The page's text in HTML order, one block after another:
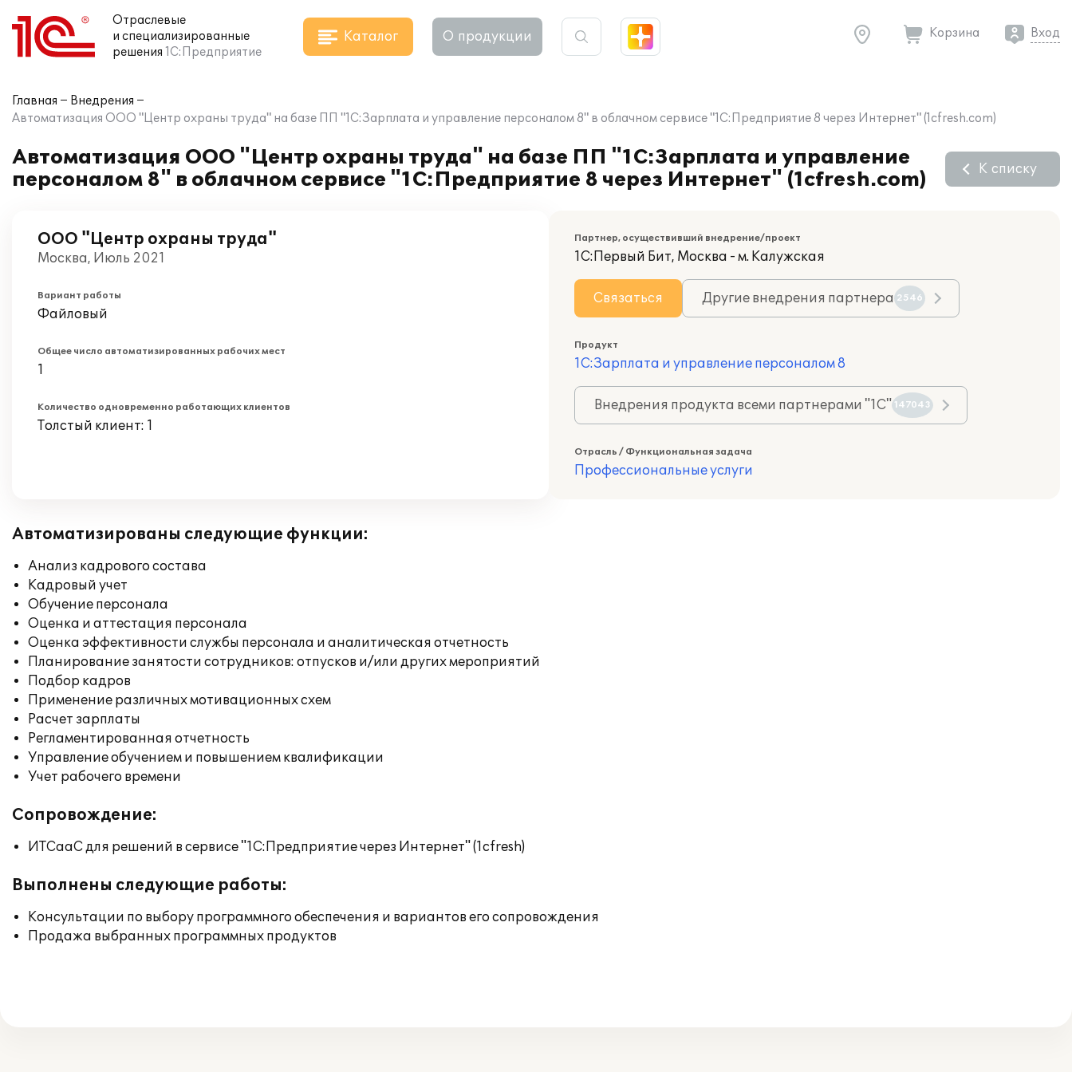
Отраслевые
и специализированные
решения 1С:Предприятие
Каталог О продукции Корзина Вход
Главная
Внедрения
Автоматизация ООО "Центр охраны труда" на базе ПП "1С:Зарплата и управление персоналом 8" в облачном сервисе "1С:Предприятие 8 через Интернет" (1cfresh.com)
Автоматизация ООО "Центр охраны труда" на базе ПП "1С:Зарплата и управление
персоналом 8" в облачном сервисе "1С:Предприятие 8 через Интернет" (1cfresh.com)
К списку
OOO "Центр охраны труда"
Москва, Июль 2021
Вариант работы
Файловый
Общее число автоматизированных рабочих мест
1
Количество одновременно работающих клиентов
Толстый клиент: 1
Партнер, осуществивший внедрение/проект
1С:Первый Бит, Москва - м. Калужская
Связаться Другие внедрения партнера 2546
Продукт
1С:Зарплата и управление персоналом 8
Внедрения продукта всеми партнерами "1С" 147043
Отрасль / Функциональная задача
Профессиональные услуги
Автоматизированы следующие функции:
Анализ кадрового состава
Кадровый учет
Обучение персонала
Оценка и аттестация персонала
Оценка эффективности службы персонала и аналитическая отчетность
Планирование занятости сотрудников: отпусков и/или других мероприятий
Подбор кадров
Применение различных мотивационных схем
Расчет зарплаты
Регламентированная отчетность
Управление обучением и повышением квалификации
Учет рабочего времени
Сопровождение:
ИТСааС для решений в сервисе "1С:Предприятие через Интернет" (1cfresh)
Выполнены следующие работы:
Консультации по выбору программного обеспечения и вариантов его сопровождения
Продажа выбранных программных продуктов